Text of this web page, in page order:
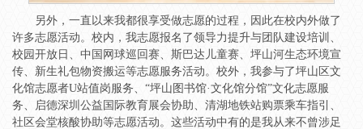
另外，一直以来我都很享受做志愿的过程，因此在校内外做了
许多志愿活动。校内，我志愿报名了领导力提升与团队建设培训、
校园开放日、中国网球巡回赛、斯巴达儿童赛、坪山河生态环境宣
传、新生礼包物资搬运等志愿服务活动。校外，我参与了坪山区文
化馆志愿者U站值岗服务、“坪山图书馆·文化馆分馆”文化志愿服
务、启德深圳公益国际教育展会协助、清湖地铁站购票乘车指引、
社区会堂核酸协助等志愿活动。这些活动中有的是我从来不曾涉足